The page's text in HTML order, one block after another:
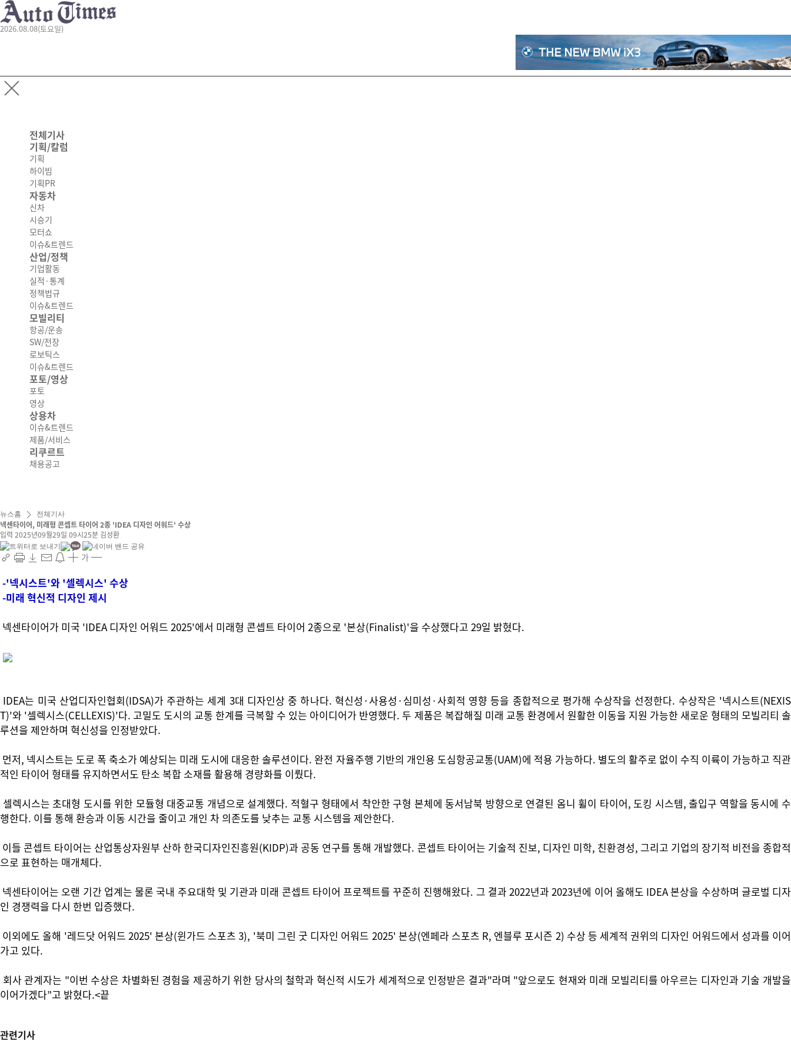
2026.08.08(토요일)
전체기사
기획/칼럼
기획
하이빔
기획PR
자동차
신차
시승기
모터쇼
이슈&트렌드
산업/정책
기업활동
실적·통계
정책법규
이슈&트렌드
모빌리티
항공/운송
SW/전장
로보틱스
이슈&트렌드
포토/영상
포토
영상
상용차
이슈&트렌드
제품/서비스
리쿠르트
채용공고
뉴스홈 전체기사
넥센타이어, 미래형 콘셉트 타이어 2종 'IDEA 디자인 어워드' 수상
입력 2025년09월29일 09시25분 김성환
가
-'넥시스트'와 '셀렉시스' 수상
-미래 혁신적 디자인 제시
넥센타이어가 미국 'IDEA 디자인 어워드 2025'에서 미래형 콘셉트 타이어 2종으로 '본상(Finalist)'을 수상했다고 29일 밝혔다.
IDEA는 미국 산업디자인협회(IDSA)가 주관하는 세계 3대 디자인상 중 하나다. 혁신성·사용성·심미성·사회적 영향 등을 종합적으로 평가해 수상작을 선정한다. 수상작은 '넥시스트(NEXIS
T)'와 '셀렉시스(CELLEXIS)'다. 고밀도 도시의 교통 한계를 극복할 수 있는 아이디어가 반영했다. 두 제품은 복잡해질 미래 교통 환경에서 원활한 이동을 지원 가능한 새로운 형태의 모빌리티 솔
루션을 제안하며 혁신성을 인정받았다.
먼저, 넥시스트는 도로 폭 축소가 예상되는 미래 도시에 대응한 솔루션이다. 완전 자율주행 기반의 개인용 도심항공교통(UAM)에 적용 가능하다. 별도의 활주로 없이 수직 이륙이 가능하고 직관
적인 타이어 형태를 유지하면서도 탄소 복합 소재를 활용해 경량화를 이뤘다.
셀렉시스는 초대형 도시를 위한 모듈형 대중교통 개념으로 설계했다. 적혈구 형태에서 착안한 구형 본체에 동서남북 방향으로 연결된 옴니 휠이 타이어, 도킹 시스템, 출입구 역할을 동시에 수
행한다. 이를 통해 환승과 이동 시간을 줄이고 개인 차 의존도를 낮추는 교통 시스템을 제안한다.
이들 콘셉트 타이어는 산업통상자원부 산하 한국디자인진흥원(KIDP)과 공동 연구를 통해 개발했다. 콘셉트 타이어는 기술적 진보, 디자인 미학, 친환경성, 그리고 기업의 장기적 비전을 종합적
으로 표현하는 매개체다.
넥센타이어는 오랜 기간 업계는 물론 국내 주요대학 및 기관과 미래 콘셉트 타이어 프로젝트를 꾸준히 진행해왔다. 그 결과 2022년과 2023년에 이어 올해도 IDEA 본상을 수상하며 글로벌 디자
인 경쟁력을 다시 한번 입증했다.
이외에도 올해 '레드닷 어워드 2025' 본상(윈가드 스포츠 3), '북미 그린 굿 디자인 어워드 2025' 본상(엔페라 스포츠 R, 엔블루 포시즌 2) 수상 등 세계적 권위의 디자인 어워드에서 성과를 이어
가고 있다.
회사 관계자는 "이번 수상은 차별화된 경험을 제공하기 위한 당사의 철학과 혁신적 시도가 세계적으로 인정받은 결과"라며 "앞으로도 현재와 미래 모빌리티를 아우르는 디자인과 기술 개발을
이어가겠다”고 밝혔다.<끝
관련기사